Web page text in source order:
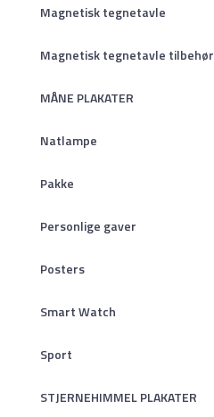
Magnetisk tegnetavle
Magnetisk tegnetavle tilbehør
MÅNE PLAKATER
Natlampe
Pakke
Personlige gaver
Posters
Smart Watch
Sport
STJERNEHIMMEL PLAKATER